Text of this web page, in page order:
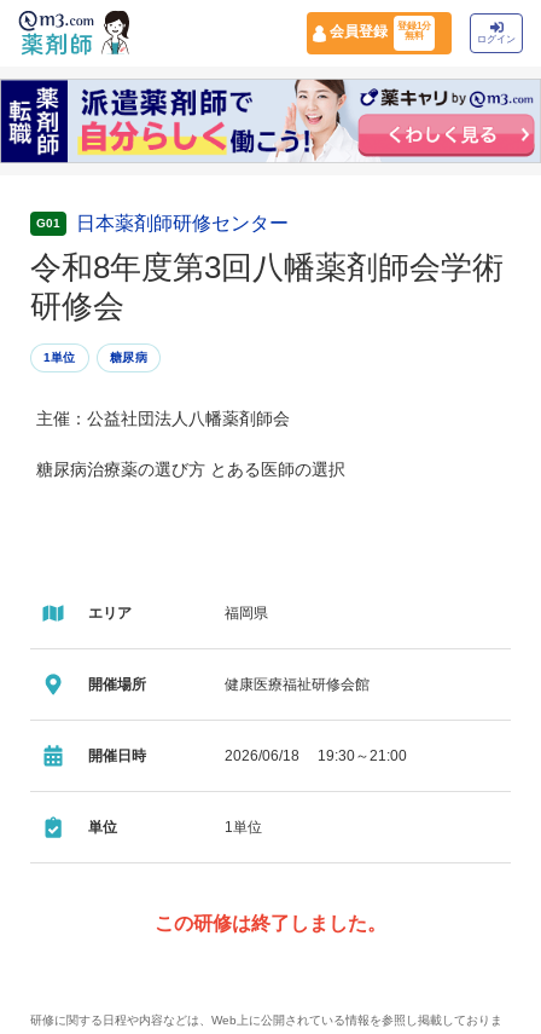
会員登録
登録1分
無料
ログイン
G01 日本薬剤師研修センター
令和8年度第3回八幡薬剤師会学術
研修会
1単位 糖尿病
主催：公益社団法人八幡薬剤師会
糖尿病治療薬の選び方 とある医師の選択
エリア 福岡県
開催場所 健康医療福祉研修会館
開催日時 2026/06/18 19:30～21:00
単位 1単位
この研修は終了しました。
研修に関する日程や内容などは、Web上に公開されている情報を参照し掲載しておりま